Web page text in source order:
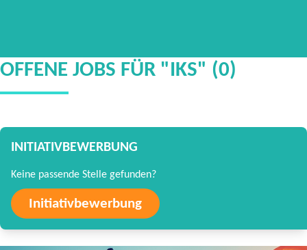
OFFENE JOBS FÜR "IKS" (0)
INITIATIVBEWERBUNG
Keine passende Stelle gefunden?
Initiativbewerbung